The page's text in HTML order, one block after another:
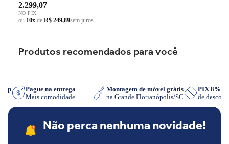
2.299,07
NO PIX
ou 10x de R$ 249,89sem juros
Produtos recomendados para você
Pague na entrega
Mais comodidade
Montagem de móvel grátis
na Grande Florianópolis/SC
PIX 8%
de
Não perca nenhuma novidade!